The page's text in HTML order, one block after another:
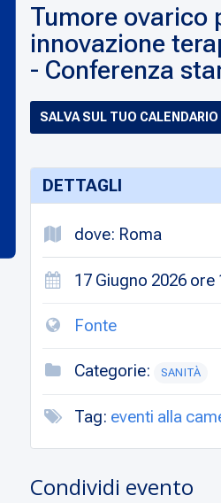
Tumore ovarico
innovazione
- Conferenza
SALVA SUL TUO CALENDARIO
DETTAGLI
dove: Roma
17 Giugno 2026 ore
Fonte
Categorie: SANITÀ
Tag: eventi alla
Condividi evento